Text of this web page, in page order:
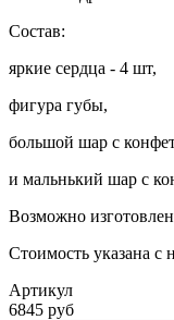
Состав:
яркие сердца - 4 шт,
фигура губы,
большой шар с
и мальнький шар с
Возможно
Стоимость указана
Артикул
6845 руб